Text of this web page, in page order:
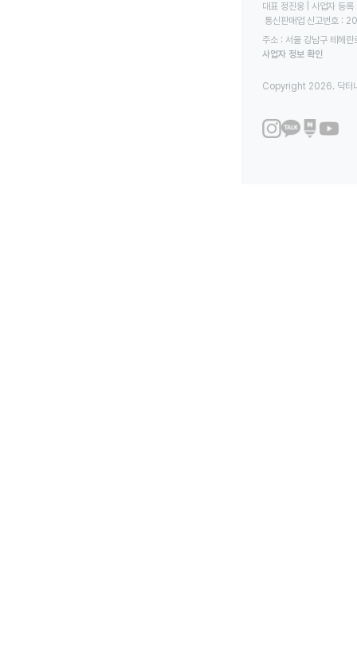
대표 정진웅 | 사업자
통신판매업 신고번호
주소 : 서울 강남구 테헤
사업자 정보 확인
Copyright 2026. 닥터